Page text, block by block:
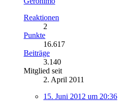
Reaktionen
2
Punkte
16.617
Beiträge
3.140
Mitglied seit
2. April 2011
15. Juni 2012 um 20:36